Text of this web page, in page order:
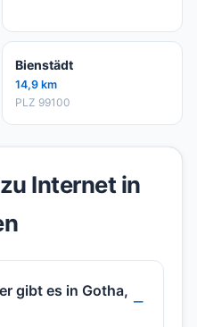
Bienstädt
14,9 km
PLZ 99100
Internet in
gibt es in Gotha,